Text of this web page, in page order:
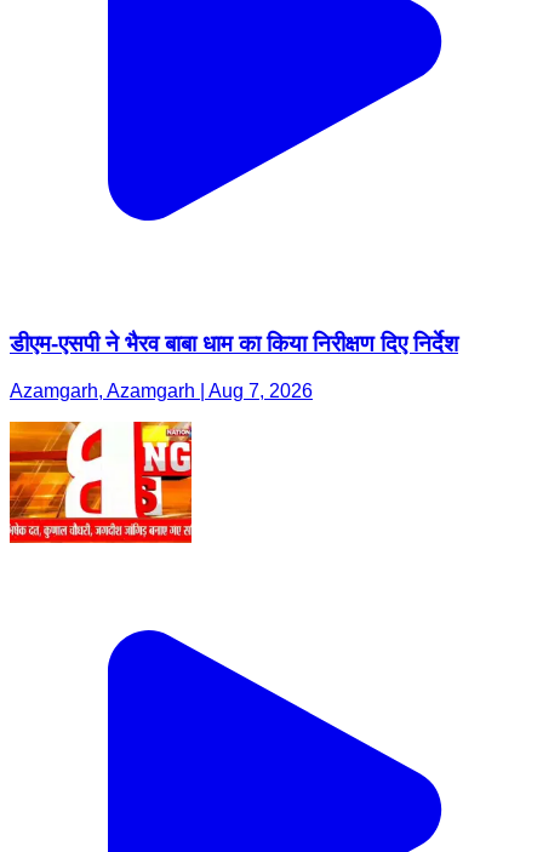
डीएम-एसपी ने भैरव बाबा धाम का किया निरीक्षण दिए निर्देश
Azamgarh, Azamgarh | Aug 7, 2026